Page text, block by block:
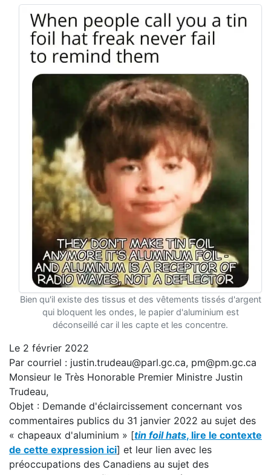
Bien qu'il existe des tissus et des vêtements tissés d'argent
qui bloquent les ondes, le papier d'aluminium est
déconseillé car il les capte et les concentre.
Le 2 février 2022
Par courriel : justin.trudeau@parl.gc.ca, pm@pm.gc.ca
Monsieur le Très Honorable Premier Ministre Justin
Trudeau,
Objet : Demande d'éclaircissement concernant vos
commentaires publics du 31 janvier 2022 au sujet des
« chapeaux d'aluminium » [tin foil hats, lire le contexte
de cette expression ici] et leur lien avec les
préoccupations des Canadiens au sujet des